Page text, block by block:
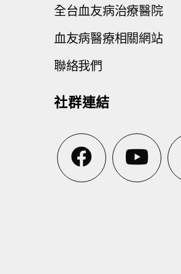
全台血友病治療醫院
血友病醫療相關網站
聯絡我們
社群連結